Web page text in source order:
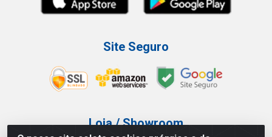
Site Seguro
Loja / Showroom